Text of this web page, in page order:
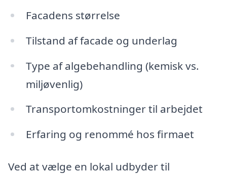
Facadens størrelse
Tilstand af facade og underlag
Type af algebehandling (kemisk vs.
miljøvenlig)
Transportomkostninger til arbejdet
Erfaring og renommé hos firmaet
Ved at vælge en lokal udbyder til